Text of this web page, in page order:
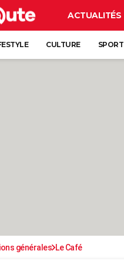
ACTUALITÉS
CULTURE SPORT
générales Le Café